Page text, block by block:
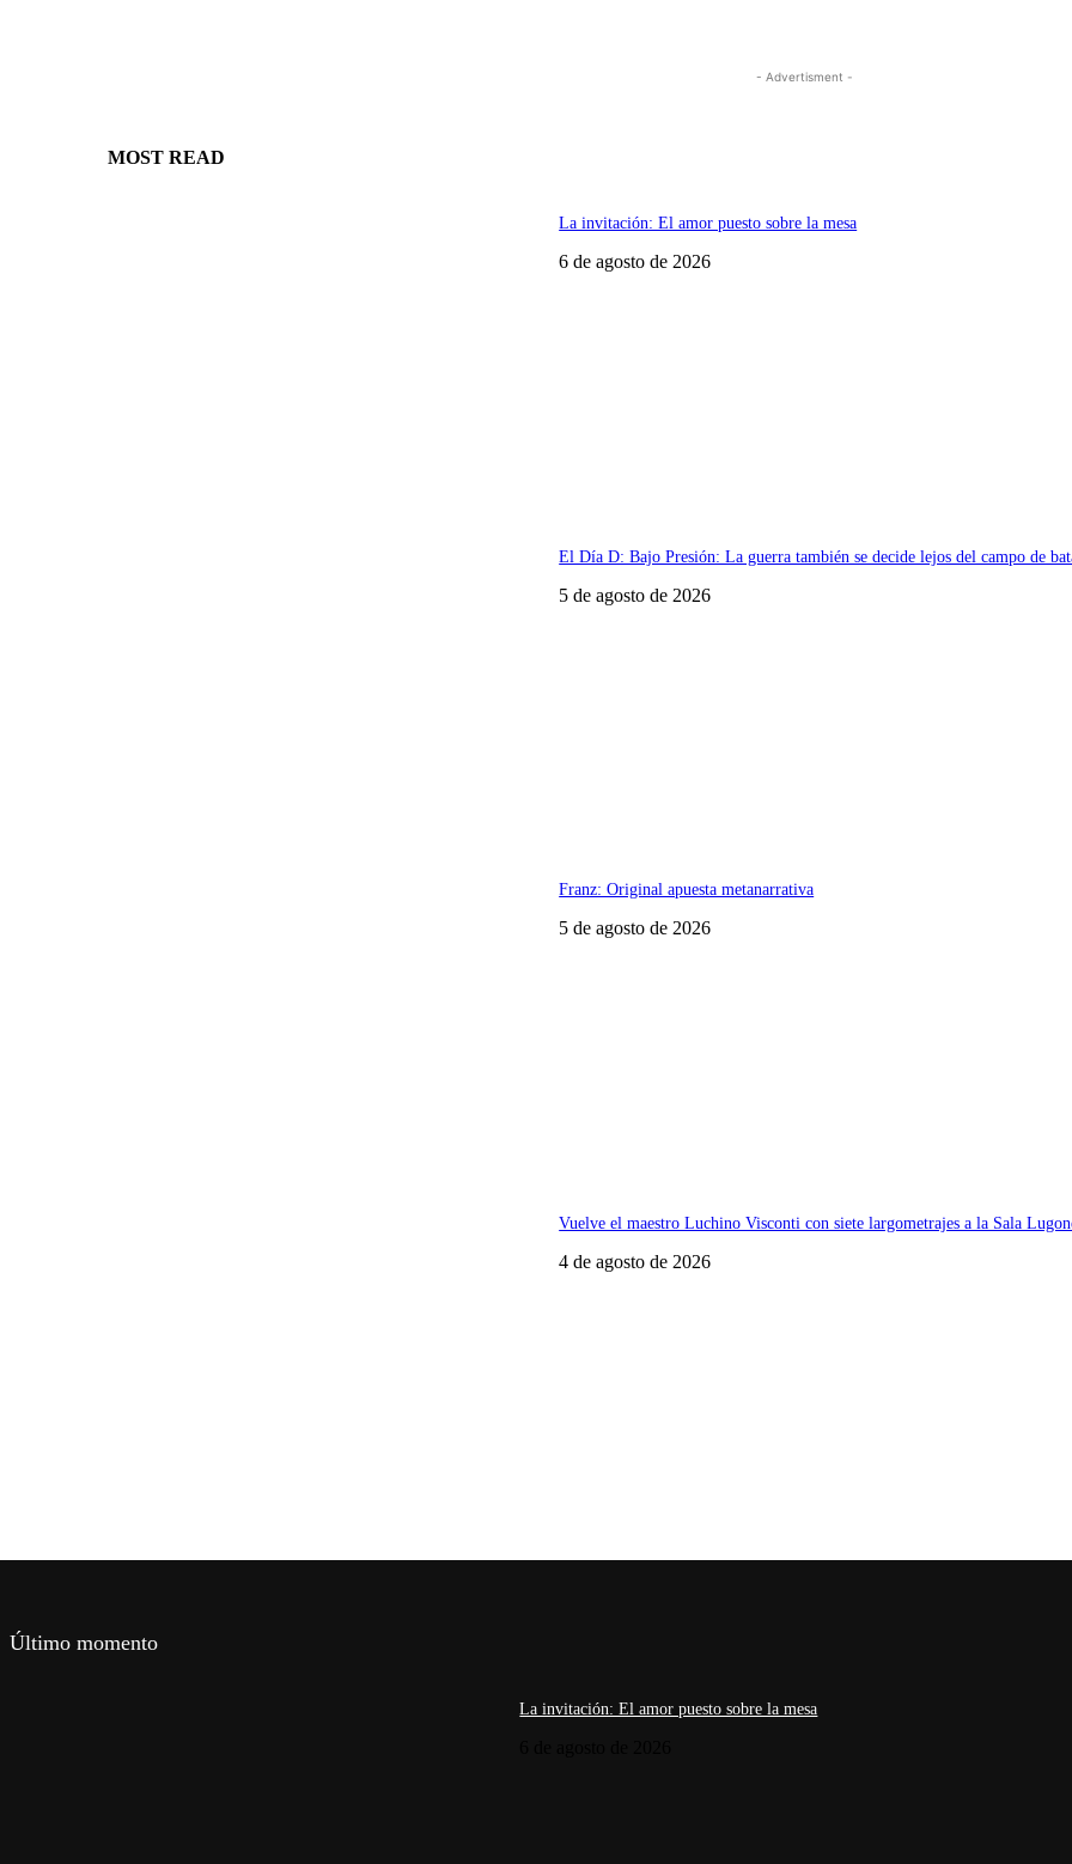
- Advertisment -
MOST READ
La invitación: El amor puesto sobre la mesa
6 de agosto de 2026
El Día D: Bajo Presión: La guerra también se decide lejos del campo de
5 de agosto de 2026
Franz: Original apuesta metanarrativa
5 de agosto de 2026
Vuelve el maestro Luchino Visconti con siete largometrajes a la Sala
4 de agosto de 2026
Último momento
La invitación: El amor puesto sobre la mesa